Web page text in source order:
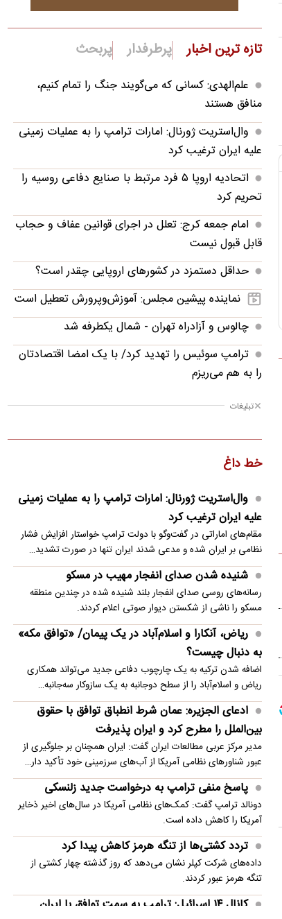
تازه ترین اخبار پرطرفدار پربحث
علم‌الهدی: کسانی که می‌گویند جنگ را تمام کنیم،
منافق هستند
وال‌استریت ژورنال: امارات ترامپ را به عملیات زمینی
علیه ایران ترغیب کرد
اتحادیه اروپا ۵ فرد مرتبط با صنایع دفاعی روسیه را
تحریم کرد
امام جمعه کرج: تعلل در اجرای قوانین عفاف و حجاب
قابل قبول نیست
حداقل دستمزد در کشورهای اروپایی چقدر است؟
نماینده پیشین مجلس: آموزش‌وپرورش تعطیل است
چالوس و آزادراه تهران - شمال یکطرفه شد
ترامپ سوئیس را تهدید کرد/ با یک امضا اقتصادتان
را به هم می‌ریزم
شنیده شدن صدای انفجار مهیب در مسکو
هشدار انصارالله به عربستان
خطیب جمعه تهران: تا زانو زدن دشمن را نبینیم دست
از سرش برنمی‌داریم
عراقچی پیام جدیدی صادر کرد
ادعای الجزیره: عمان شرط انطباق توافق با حقوق
بین‌الملل را مطرح کرد و ایران پذیرفت
پرسپولیس این بازیکن را نمی‌خواهد؛ کار سخت شد
تبلیغات
خط داغ
وال‌استریت ژورنال: امارات ترامپ را به عملیات زمینی
علیه ایران ترغیب کرد
مقام‌های اماراتی در گفت‌وگو با دولت ترامپ خواستار افزایش فشار
نظامی بر ایران شده و مدعی شدند ایران تنها در صورت تشدید…
شنیده شدن صدای انفجار مهیب در مسکو
رسانه‌های روسی صدای انفجار بلند شنیده شده در چندین منطقه
مسکو را ناشی از شکستن دیوار صوتی اعلام کردند.
ریاض، آنکارا و اسلام‌آباد در یک پیمان/ «توافق مکه»
به دنبال چیست؟
اضافه شدن ترکیه به یک چارچوب دفاعی جدید می‌تواند همکاری
ریاض و اسلام‌آباد را از سطح دوجانبه به یک سازوکار سه‌جانبه…
ادعای الجزیره: عمان شرط انطباق توافق با حقوق
بین‌الملل را مطرح کرد و ایران پذیرفت
مدیر مرکز عربی مطالعات ایران گفت: ایران همچنان بر جلوگیری از
عبور شناورهای نظامی آمریکا از آب‌های سرزمینی خود تأکید دار…
پاسخ منفی ترامپ به درخواست جدید زلنسکی
دونالد ترامپ گفت: کمک‌های نظامی آمریکا در سال‌های اخیر ذخایر
آمریکا را کاهش داده است.
تردد کشتی‌ها از تنگه هرمز کاهش پیدا کرد
داده‌های شرکت کپلر نشان می‌دهد که روز گذشته چهار کشتی از
تنگه هرمز عبور کردند.
کانال ۱۴ اسرائیل: ترامپ به سمت توافق با ایران